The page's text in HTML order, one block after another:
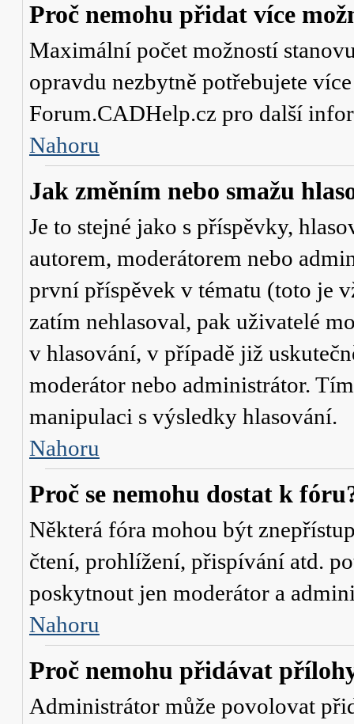
Proč nemohu přidat více
Maximální počet možností
opravdu nezbytně potřebujete
Forum.CADHelp.cz pro další
Nahoru
Jak změním nebo smažu
Je to stejné jako s příspěvky,
autorem, moderátorem nebo
první příspěvek v tématu (toto je
zatím nehlasoval, pak uživatelé
v hlasování, v případě již
moderátor nebo administrátor.
manipulaci s výsledky hlasování.
Nahoru
Proč se nemohu dostat k
Některá fóra mohou být
čtení, prohlížení, přispívání atd.
poskytnout jen moderátor a
Nahoru
Proč nemohu přidávat
Administrátor může povolovat